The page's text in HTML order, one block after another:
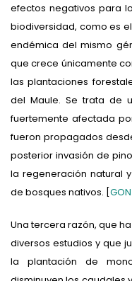
efectos negativos para
biodiversidad, como es
endémica del mismo
que crece únicamente
las plantaciones
del Maule. Se trata de
fuertemente afectada
fueron propagados
posterior invasión de
la regeneración natural
de bosques nativos. [
Una tercera razón, que
diversos estudios y que
la plantación de